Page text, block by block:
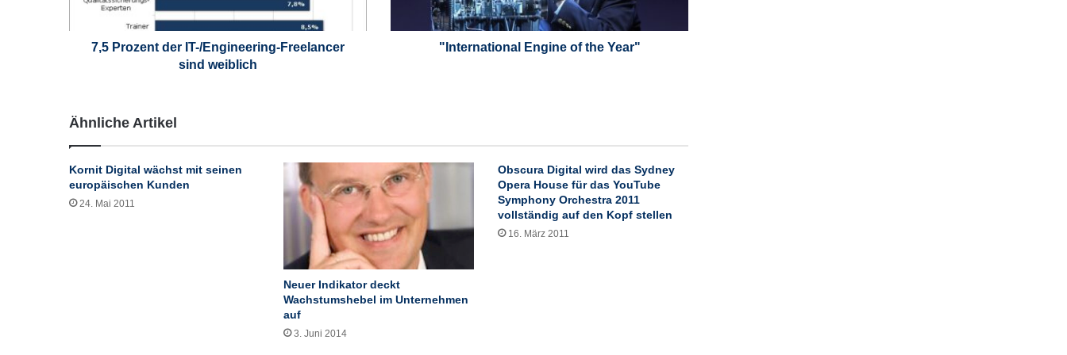
n
T
-
n
7,5 Prozent der IT-/Engineering-Freelancer
sind weiblich
t
n
g
i
n
e
o
f
h
e
"International Engine of the Year"
Ähnliche Artikel
Kornit Digital wächst mit seinen
europäischen Kunden
24. Mai 2011
Neuer Indikator deckt
Wachstumshebel im Unternehmen
auf
3. Juni 2014
Obscura Digital wird das Sydney
Opera House für das YouTube
Symphony Orchestra 2011
vollständig auf den Kopf stellen
16. März 2011